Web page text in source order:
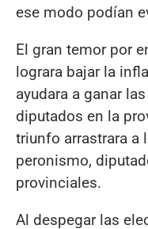
ese modo podían
El gran temor por
lograra bajar la
ayudara a ganar
diputados en la
triunfo arrastrara a
peronismo,
provinciales.
Al despegar las